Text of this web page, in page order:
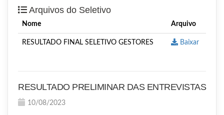
Arquivos do Seletivo
Nome Arquivo
RESULTADO FINAL SELETIVO GESTORES Baixar
RESULTADO PRELIMINAR DAS ENTREVISTAS
10/08/2023